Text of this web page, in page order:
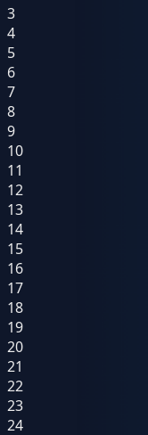
3
4
5
6
7
8
9
10
11
12
13
14
15
16
17
18
19
20
21
22
23
24